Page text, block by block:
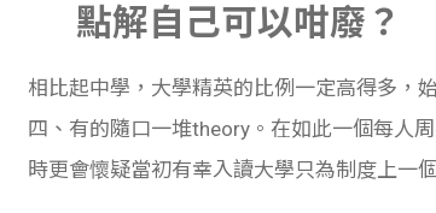
點解自己可以咁廢？
相比起中學，大學精英的比例一定高得多，
四、有的隨口一堆theory。在如此一個每人
時更會懷疑當初有幸入讀大學只為制度上一